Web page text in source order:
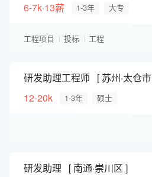
6-7k·13薪
1-3年 大专
工程项目 投标 工程
研发助理工程师
苏州·太仓市
12-20k
1-3年 硕士
研发助理
南通·崇川区